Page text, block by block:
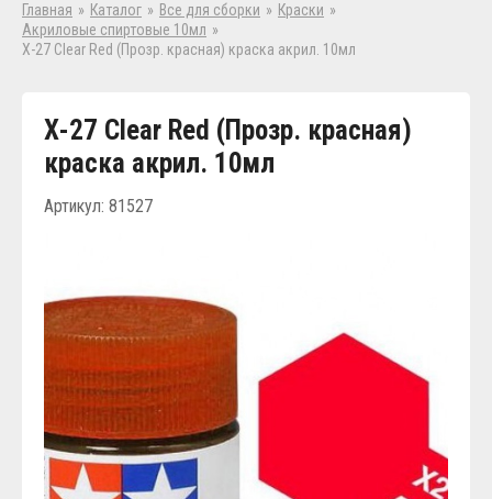
Главная » Каталог » Все для сборки » Краски »
Акриловые спиртовые 10мл »
Х-27 Clear Red (Прозр. красная) краска акрил. 10мл
Х-27 Clear Red (Прозр. красная)
краска акрил. 10мл
Артикул: 81527